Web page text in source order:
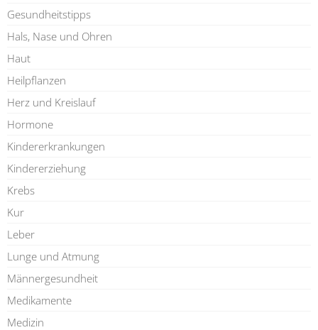
Gesundheitstipps
Hals, Nase und Ohren
Haut
Heilpflanzen
Herz und Kreislauf
Hormone
Kindererkrankungen
Kindererziehung
Krebs
Kur
Leber
Lunge und Atmung
Männergesundheit
Medikamente
Medizin